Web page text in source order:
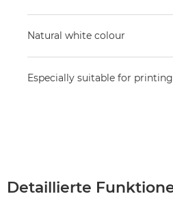
Natural white colour
Especially suitable for
Detaillierte